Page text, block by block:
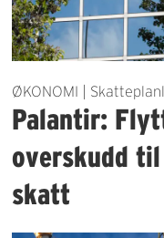
ØKONOMI |
Palantir:
overskudd
skatt